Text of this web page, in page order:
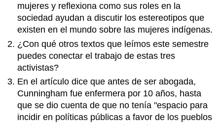
mujeres y reflexiona como sus roles en la
sociedad ayudan a discutir los estereotipos que
existen en el mundo sobre las mujeres indígenas.
¿Con qué otros textos que leímos este semestre
puedes conectar el trabajo de estas tres
activistas?
En el artículo dice que antes de ser abogada,
Cunningham fue enfermera por 10 años, hasta
que se dio cuenta de que no tenía "espacio para
incidir en políticas públicas a favor de los pueblos